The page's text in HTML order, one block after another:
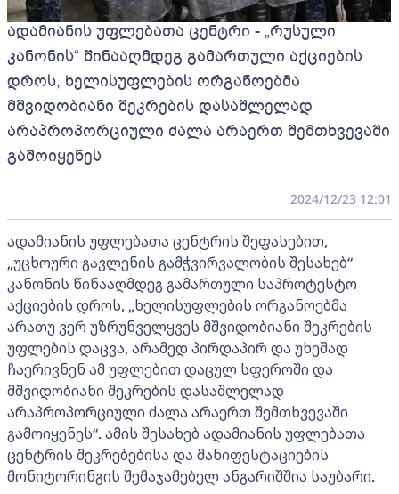
ადამიანის უფლებათა ცენტრი - „რუსული
კანონის“ წინააღმდეგ გამართული აქციების
დროს, ხელისუფლების ორგანოებმა
მშვიდობიანი შეკრების დასაშლელად
არაპროპორციული ძალა არაერთ შემთხვევაში
გამოიყენეს
2024/12/23 12:01
ადამიანის უფლებათა ცენტრის შეფასებით,
„უცხოური გავლენის გამჭვირვალობის შესახებ“
კანონის წინააღმდეგ გამართული საპროტესტო
აქციების დროს, „ხელისუფლების ორგანოებმა
არათუ ვერ უზრუნველყვეს მშვიდობიანი შეკრების
უფლების დაცვა, არამედ პირდაპირ და უხეშად
ჩაერივნენ ამ უფლებით დაცულ სფეროში და
მშვიდობიანი შეკრების დასაშლელად
არაპროპორციული ძალა არაერთ შემთხვევაში
გამოიყენეს“. ამის შესახებ ადამიანის უფლებათა
ცენტრის შეკრებებისა და მანიფესტაციების
მონიტორინგის შემაჯამებელ ანგარიშშია საუბარი.